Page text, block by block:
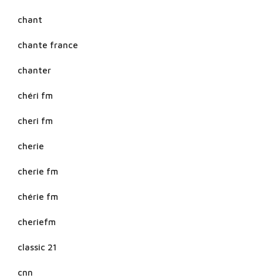
chant
chante france
chanter
chéri fm
cheri fm
cherie
cherie fm
chérie fm
cheriefm
classic 21
cnn